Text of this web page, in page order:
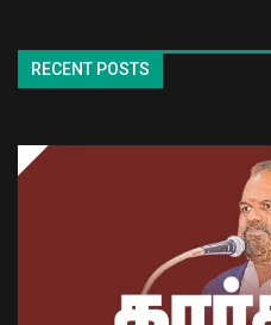
RECENT POSTS